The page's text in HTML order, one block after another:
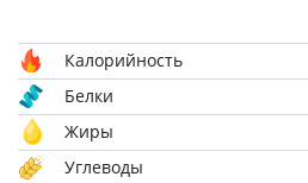
Калорийность
Белки
Жиры
Углеводы